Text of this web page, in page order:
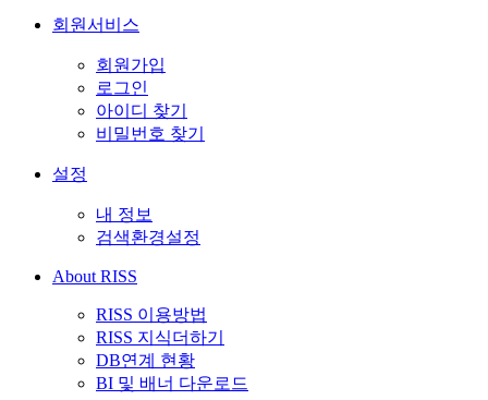
회원서비스
회원가입
로그인
아이디 찾기
비밀번호 찾기
설정
내 정보
검색환경설정
About RISS
RISS 이용방법
RISS 지식더하기
DB연계 현황
BI 및 배너 다운로드